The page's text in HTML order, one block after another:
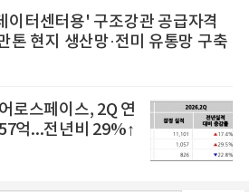
이터센터용' 구조강관 공급자격
현지 생산망·전미 유통망 구축
로스페이스, 2Q 연
억...전년비 29%↑